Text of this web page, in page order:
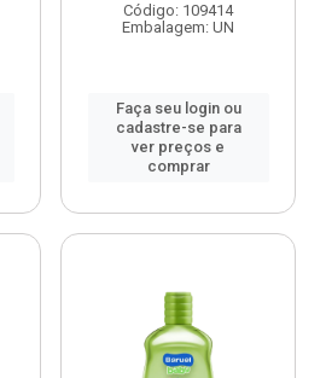
Código: 109414
Embalagem: UN
Faça seu login ou
cadastre-se para
ver preços e
comprar